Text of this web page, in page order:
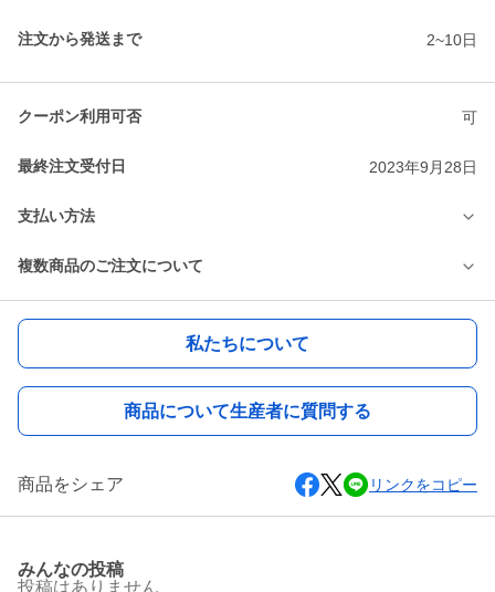
注文から発送まで 2~10日
クーポン利用可否 可
最終注文受付日 2023年9月28日
支払い方法
複数商品のご注文について
私たちについて
商品について生産者に質問する
商品をシェア リンクをコピー
みんなの投稿
投稿はありません